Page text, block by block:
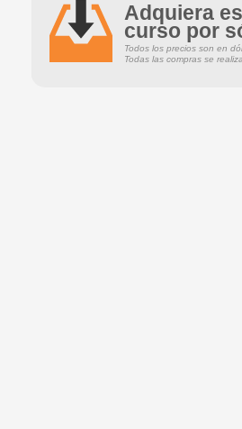
Adquiera
curso por
Todos los precios son en
Todas las compras se